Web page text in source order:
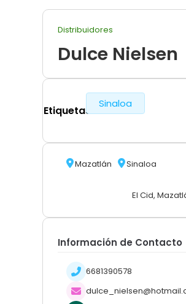
Distribuidores
Dulce Nielsen
Etiquetas
Sinaloa
Mazatlán Sinaloa
El Cid,
Información de Contacto
6681390578